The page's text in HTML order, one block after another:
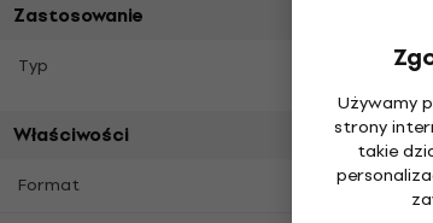
Używamy
strony
takie
Zastosowanie
Typ
Właściwości
Format 12"